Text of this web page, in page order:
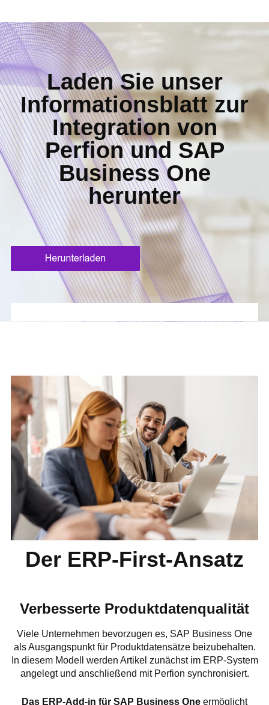
Laden Sie unser
Informationsblatt zur
Integration von
Perfion und SAP
Business One
herunter
Der ERP-First-Ansatz
Verbesserte Produktdatenqualität
Viele Unternehmen bevorzugen es, SAP Business One
als Ausgangspunkt für Produktdatensätze beizubehalten.
In diesem Modell werden Artikel zunächst im ERP-System
angelegt und anschließend mit Perfion synchronisiert.
Das ERP-Add-in für SAP Business One ermöglicht